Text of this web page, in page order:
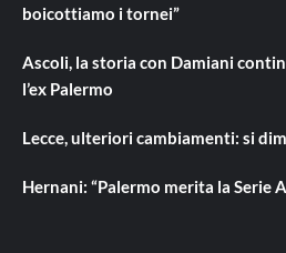
boicottiamo i tornei”
Ascoli, la storia con Damiani
l’ex Palermo
Lecce, ulteriori cambiamenti: si
Hernani: “Palermo merita la Serie